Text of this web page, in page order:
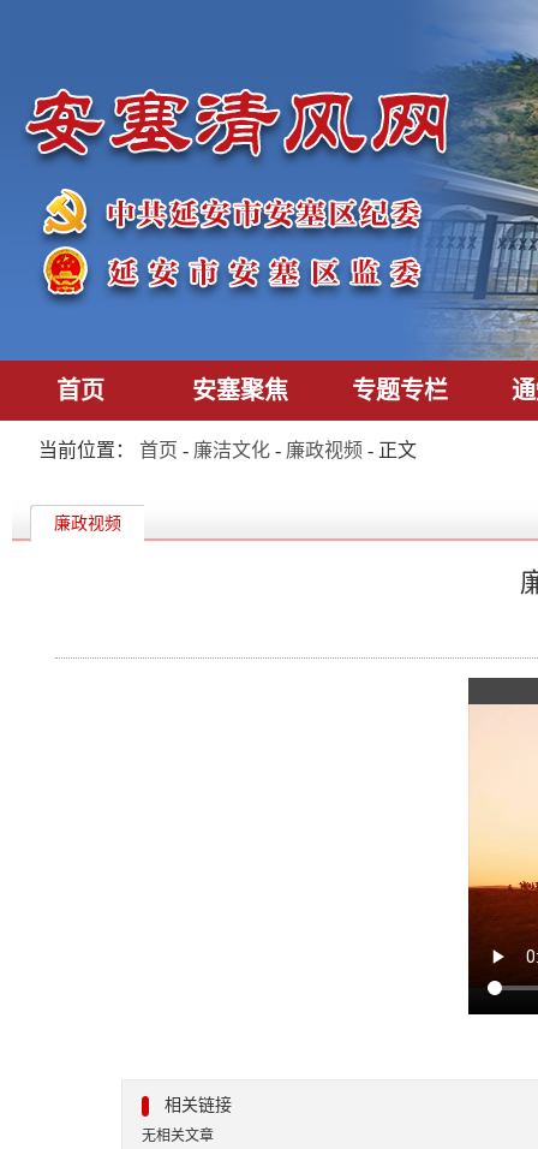
首页 安塞聚焦 专题专栏
当前位置： 首页 - 廉洁文化 - 廉政视频 - 正文
廉政视频
相关链接
无相关文章